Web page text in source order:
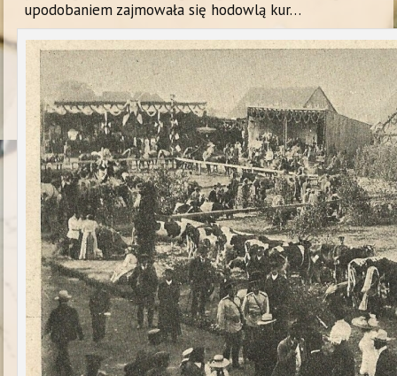
upodobaniem zajmowała się hodowlą kur…